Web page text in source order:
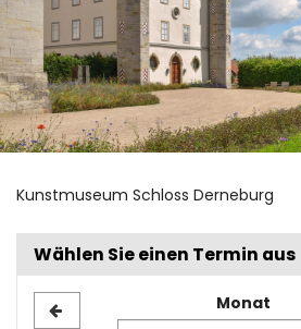
Kunstmuseum Schloss Derneburg
Wählen Sie einen Termin aus
Monat